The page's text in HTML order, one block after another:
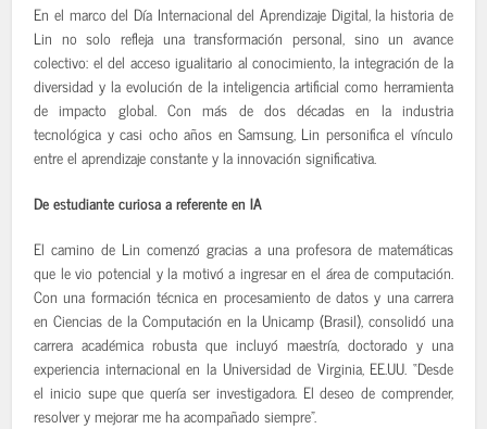
En el marco del Día Internacional del Aprendizaje Digital, la historia de
Lin no solo refleja una transformación personal, sino un avance
colectivo: el del acceso igualitario al conocimiento, la integración de la
diversidad y la evolución de la inteligencia artificial como herramienta
de impacto global. Con más de dos décadas en la industria
tecnológica y casi ocho años en Samsung, Lin personifica el vínculo
entre el aprendizaje constante y la innovación significativa.
De estudiante curiosa a referente en IA
El camino de Lin comenzó gracias a una profesora de matemáticas
que le vio potencial y la motivó a ingresar en el área de computación.
Con una formación técnica en procesamiento de datos y una carrera
en Ciencias de la Computación en la Unicamp (Brasil), consolidó una
carrera académica robusta que incluyó maestría, doctorado y una
experiencia internacional en la Universidad de Virginia, EE.UU. “Desde
el inicio supe que quería ser investigadora. El deseo de comprender,
resolver y mejorar me ha acompañado siempre”.